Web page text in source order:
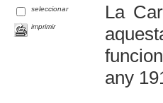
seleccionar
imprimir
La
any